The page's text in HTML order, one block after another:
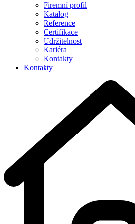
Firemní profil
Katalog
Reference
Certifikace
Udržitelnost
Kariéra
Kontakty
Kontakty